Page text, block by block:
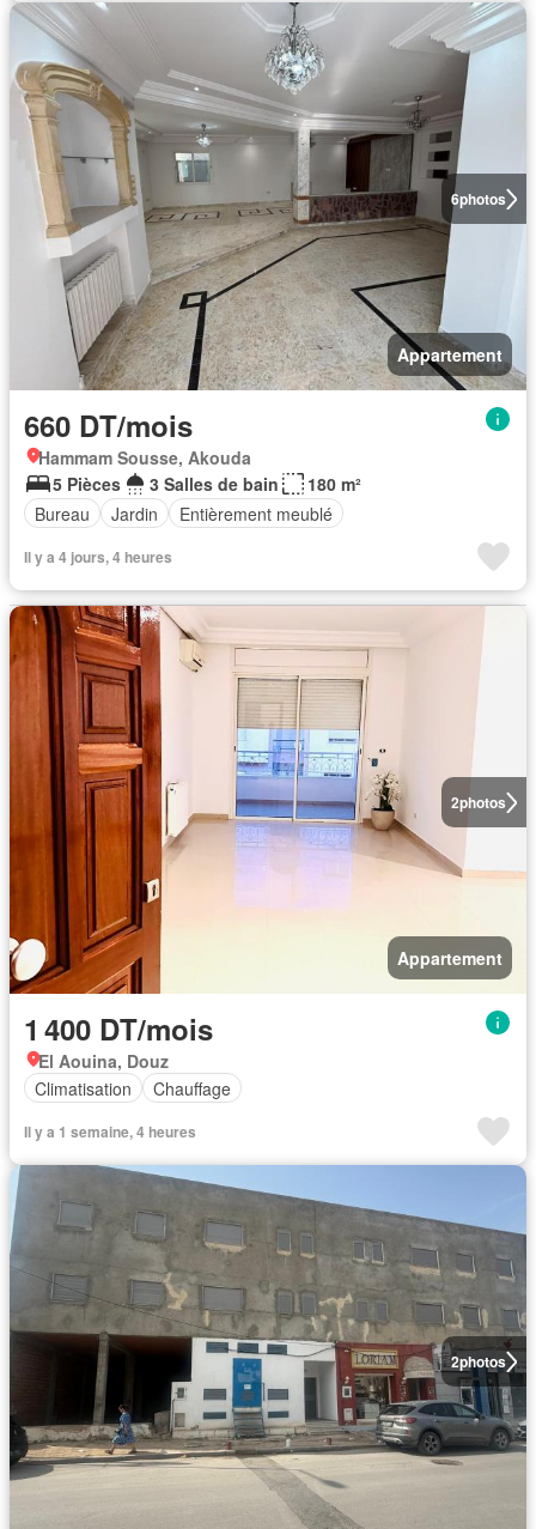
6photos
Appartement
660 DT/mois
Hammam Sousse, Akouda
5 Pièces
3 Salles de bain
180 m²
Bureau
Jardin Entièrement meublé
Il y a 4 jours, 4 heures
2photos
Appartement
1 400 DT/mois
El Aouina, Douz
Climatisation
Chauffage
Il y a 1 semaine, 4 heures
2photos